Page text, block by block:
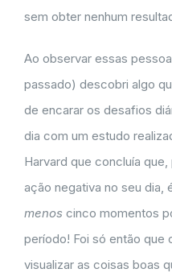
sem obter nenhum
Ao observar essas
passado) descobri algo
de encarar os desafios
dia com um estudo
Harvard que concluía
ação negativa no seu dia,
menos cinco momentos
período! Foi só então que
visualizar as coisas boas